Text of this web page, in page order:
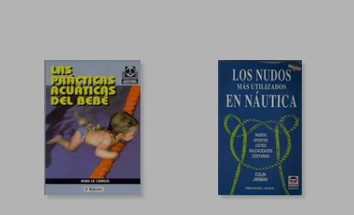
10%
dcto.
$ 14.000
$ 12.600
10%
dcto.